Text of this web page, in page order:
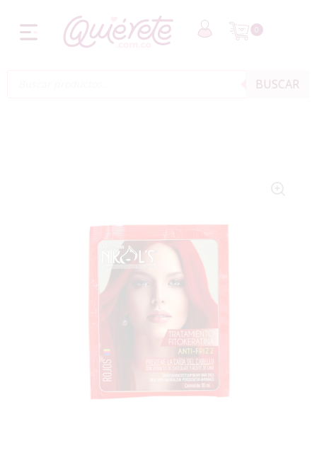
0
BUSCAR